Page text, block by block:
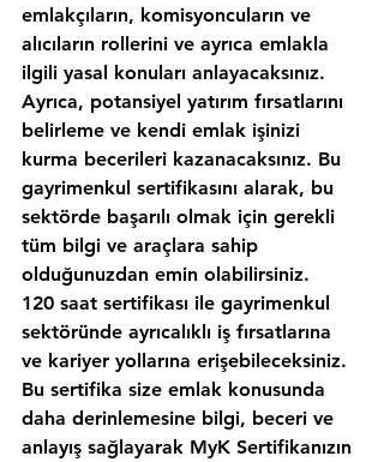
emlakçıların, komisyoncuların ve
alıcıların rollerini ve ayrıca emlakla
ilgili yasal konuları anlayacaksınız.
Ayrıca, potansiyel yatırım fırsatlarını
belirleme ve kendi emlak işinizi
kurma becerileri kazanacaksınız. Bu
gayrimenkul sertifikasını alarak, bu
sektörde başarılı olmak için gerekli
tüm bilgi ve araçlara sahip
olduğunuzdan emin olabilirsiniz.
120 saat sertifikası ile gayrimenkul
sektöründe ayrıcalıklı iş fırsatlarına
ve kariyer yollarına erişebileceksiniz.
Bu sertifika size emlak konusunda
daha derinlemesine bilgi, beceri ve
anlayış sağlayarak MyK Sertifikanızın